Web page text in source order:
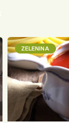
ZELENINA